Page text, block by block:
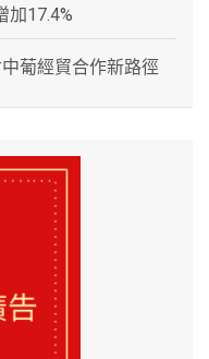
加17.4%
葡經貿合作新路徑